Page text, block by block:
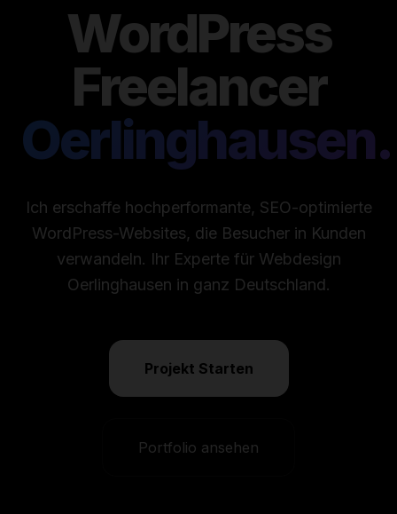
WordPress
Freelancer
Oerlinghausen.
Ich erschaffe hochperformante, SEO-optimierte
WordPress-Websites, die Besucher in Kunden
verwandeln. Ihr Experte für Webdesign
Oerlinghausen in ganz Deutschland.
Projekt Starten
Portfolio ansehen